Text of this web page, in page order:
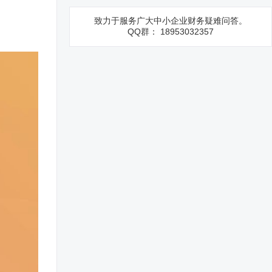
致力于服务广大中小企业财务疑难问答。
QQ群： 18953032357